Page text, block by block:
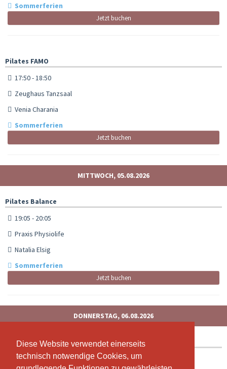
Diese Website verwendet einerseits
technisch notwendige Cookies, um
Diese Website verwendet einerseits
technisch notwendige Cookies, um
Sommerferien
Jetzt buchen
Pilates FAMO
17:50 - 18:50
Zeughaus Tanzsaal
Venia Charania
Sommerferien
Jetzt buchen
MITTWOCH, 05.08.2026
Pilates Balance
19:05 - 20:05
Praxis Physiolife
Natalia Elsig
Sommerferien
Jetzt buchen
DONNERSTAG, 06.08.2026
Zumba Fitness
19:00 - 20:00